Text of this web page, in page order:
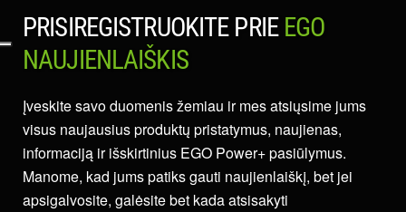
PRISIREGISTRUOKITE PRIE EGO
NAUJIENLAIŠKIS
Įveskite savo duomenis žemiau ir mes atsiųsime jums
visus naujausius produktų pristatymus, naujienas,
informaciją ir išskirtinius EGO Power+ pasiūlymus.
Manome, kad jums patiks gauti naujienlaiškį, bet jei
apsigalvosite, galėsite bet kada atsisakyti